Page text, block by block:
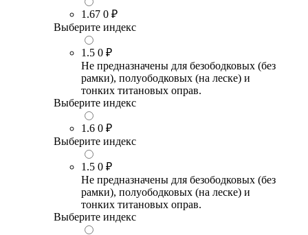
1.67 0 ₽
Выберите индекс
1.5 0 ₽
Не предназначены для безободковых (без
рамки), полуободковых (на леске) и
тонких титановых оправ.
Выберите индекс
1.6 0 ₽
Выберите индекс
1.5 0 ₽
Не предназначены для безободковых (без
рамки), полуободковых (на леске) и
тонких титановых оправ.
Выберите индекс